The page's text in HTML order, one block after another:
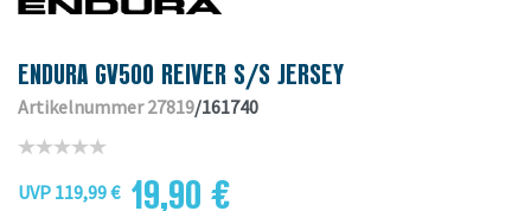
ENDURA GV500 REIVER S/S JERSEY
Artikelnummer 27819/161740
UVP 119,99 € 19,90 €